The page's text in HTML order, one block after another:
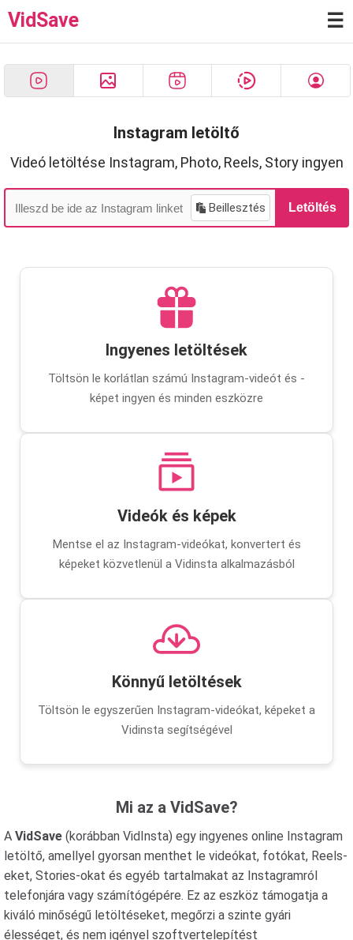
VidSave ☰
Instagram letöltő
Videó letöltése Instagram, Photo, Reels, Story ingyen
Beillesztés Letöltés
Ingyenes letöltések
Töltsön le korlátlan számú Instagram-videót és -
képet ingyen és minden eszközre
Videók és képek
Mentse el az Instagram-videókat, konvertert és
képeket közvetlenül a Vidinsta alkalmazásból
Könnyű letöltések
Töltsön le egyszerűen Instagram-videókat, képeket a
Vidinsta segítségével
Mi az a VidSave?
A VidSave (korábban VidInsta) egy ingyenes online Instagram
letöltő, amellyel gyorsan menthet le videókat, fotókat, Reels-
eket, Stories-okat és egyéb tartalmakat az Instagramról
telefonjára vagy számítógépére. Ez az eszköz támogatja a
kiváló minőségű letöltéseket, megőrzi a szinte gyári
élességet, és nem igényel szoftvertelepítést